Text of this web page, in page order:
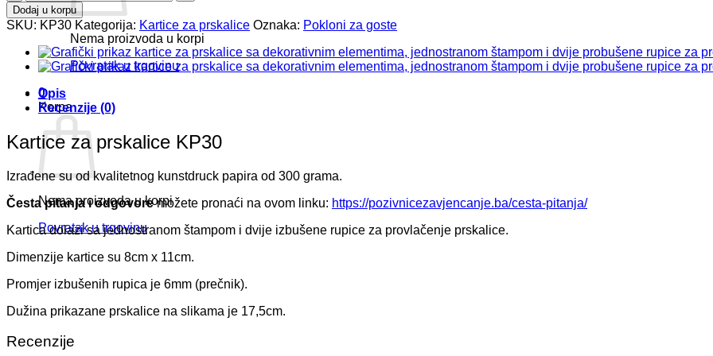
Nema proizvoda u korpi
Povratak u trgovinu
0
Korpa
Nema proizvoda u korpi
Povratak u trgovinu
za
prskalice
KP30
količina
Dodaj u korpu
SKU: KP30 Kategorija: Kartice za prskalice Oznaka: Pokloni za goste
Opis
Recenzije (0)
Kartice za prskalice KP30
Izrađene su od kvalitetnog kunstdruck papira od 300 grama.
Česta pitanja i odgovoremožete pronaći na ovom linku: https://pozivnicezavjencanje.ba/cesta-pitanja/
Kartica dolazi sa jednostranom štampom i dvije izbušene rupice za provlačenje prskalice.
Dimenzije kartice su 8cm x 11cm.
Promjer izbušenih rupica je 6mm (prečnik).
Dužina prikazane prskalice na slikama je 17,5cm.
Recenzije